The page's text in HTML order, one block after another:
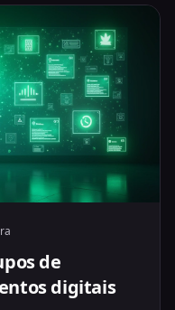
de
digitais